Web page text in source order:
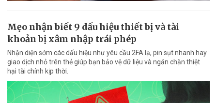
Mẹo nhận biết 9 dấu hiệu thiết bị và tài
khoản bị xâm nhập trái phép
Nhận diện sớm các dấu hiệu như yêu cầu 2FA lạ, pin sụt nhanh hay
giao dịch nhỏ trên thẻ giúp bạn bảo vệ dữ liệu và ngăn chặn thiệt
hại tài chính kịp thời.